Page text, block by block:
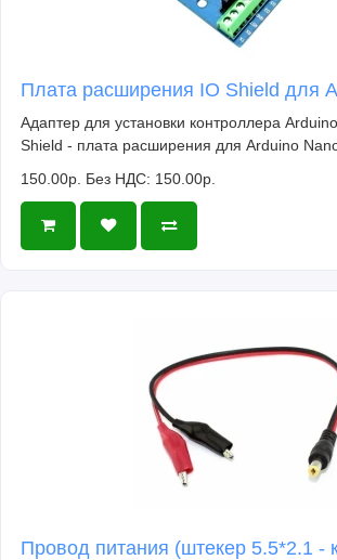
Плата расширения IO Shield для
Адаптер для установки контроллера
Shield - плата расширения для Arduino Nano
150.00р. Без НДС: 150.00р.
Провод питания (штекер 5.5*2.1 -